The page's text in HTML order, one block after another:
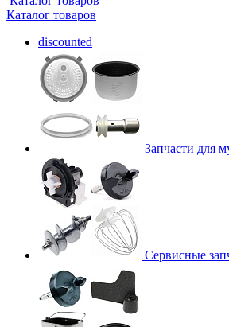
Каталог товаров
discounted
Запчасти для
Сервисные